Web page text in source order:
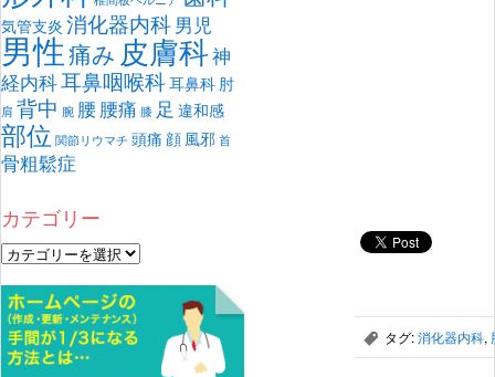
気管支炎消化器内科男児
男性痛み皮膚科神
経内科耳鼻咽喉科耳鼻科肘
肩 背中 腕 腰腰痛 膝 足 違和感
部位 関節リウマチ 頭痛 顔 風邪 首
骨粗鬆症
カテゴリー
, タグ:消化器内科,